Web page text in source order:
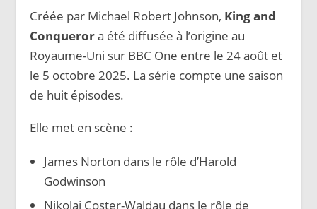
Créée par Michael Robert Johnson, King and
Conquerora été diffusée à l’origine au
Royaume-Uni sur BBC One entre le 24 août et
le 5 octobre 2025. La série compte une saison
de huit épisodes.
Elle met en scène :
James Norton dans le rôle d’Harold
Godwinson
Nikolaj Coster-Waldau dans le rôle de